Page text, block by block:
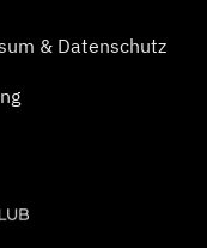
& Datenschutz